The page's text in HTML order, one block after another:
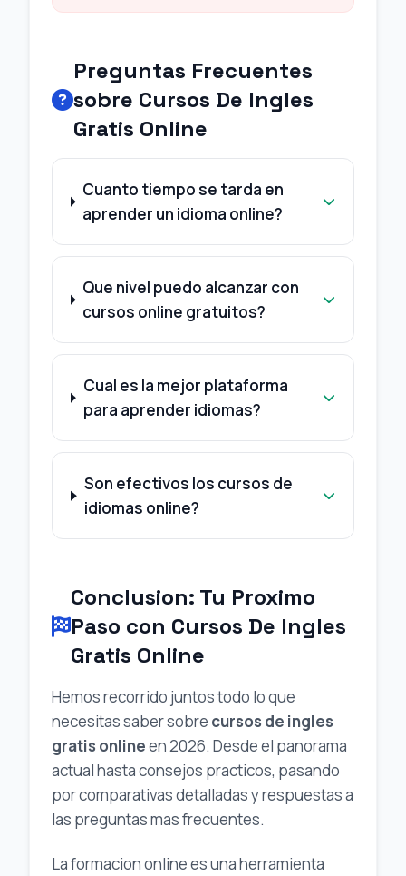
Preguntas Frecuentes
sobre Cursos De Ingles
Gratis Online
Cuanto tiempo se tarda en
aprender un idioma online?
Que nivel puedo alcanzar con
cursos online gratuitos?
Cual es la mejor plataforma
para aprender idiomas?
Son efectivos los cursos de
idiomas online?
Conclusion: Tu Proximo
Paso con Cursos De Ingles
Gratis Online
Hemos recorrido juntos todo lo que
necesitas saber sobre cursos de ingles
gratis onlineen 2026. Desde el panorama
actual hasta consejos practicos, pasando
por comparativas detalladas y respuestas a
las preguntas mas frecuentes.
La formacion online es una herramienta